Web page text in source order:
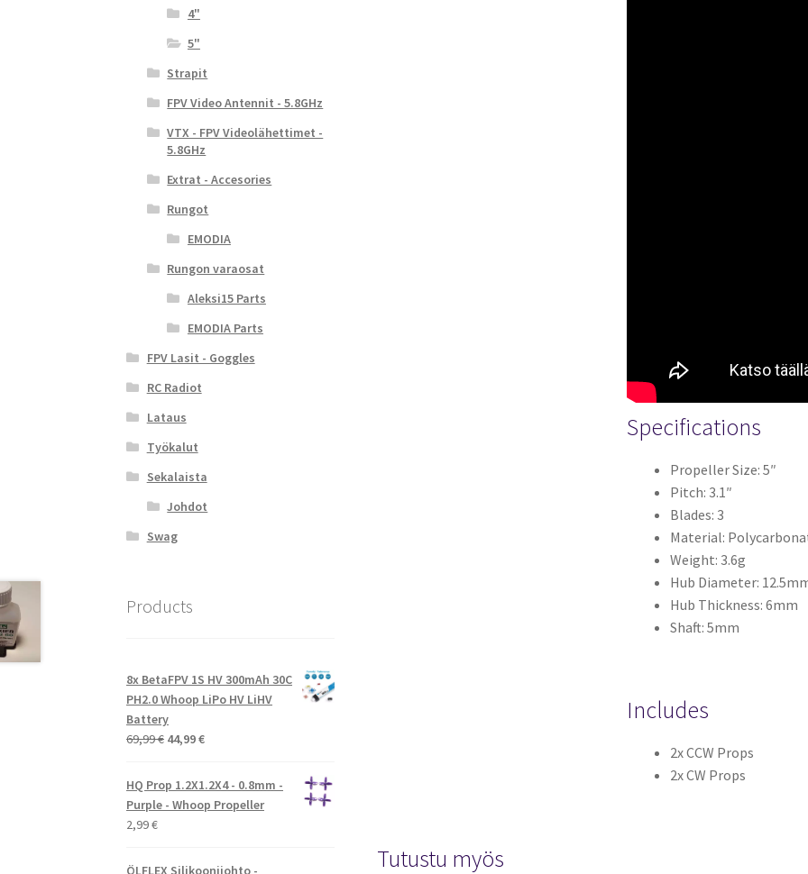
Specifications
Propeller Size: 5″
Pitch: 3.1″
Blades: 3
Material:
Weight: 3.6g
Hub Diameter:
Hub Thickness: 6mm
Shaft: 5mm
Includes
2x CCW Props
2x CW Props
Tutustu myös
4"
5"
Strapit
FPV Video Antennit - 5.8GHz
VTX - FPV Videolähettimet -
5.8GHz
Extrat - Accesories
Rungot
EMODIA
Rungon varaosat
Aleksi15 Parts
EMODIA Parts
FPV Lasit - Goggles
RC Radiot
Lataus
Työkalut
Sekalaista
Johdot
Swag
Products
8x BetaFPV 1S HV 300mAh 30C
PH2.0 Whoop LiPo HV LiHV
Battery
69,99€ Alkuperäinen
oli:
69,99 €.
44,99€Nykyinen
on:
44,99 €.
HQ Prop 1.2X1.2X4 - 0.8mm -
Purple - Whoop Propeller
2,99€
ÖLFLEX Silikoonijohto -